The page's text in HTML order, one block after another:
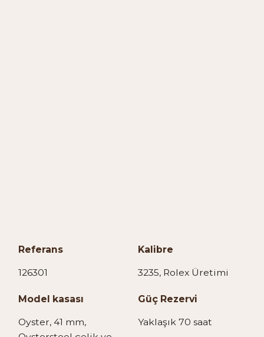
Referans
126301
Model kasası
Oyster, 41 mm,
Kalibre
3235, Rolex Üretimi
Güç Rezervi
Yaklaşık 70 saat